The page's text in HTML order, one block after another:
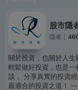
股市隱
隱者
關於投資，也關於人生觀。 投資是賺錢的工具，不是生命
輕鬆做好投資，也是一種選擇。 以淺顯易懂和
談， 分享真實的投資經驗
最適合的投資之道！ -- 【股市隱者｜全方位操盤筆記】與您分享股